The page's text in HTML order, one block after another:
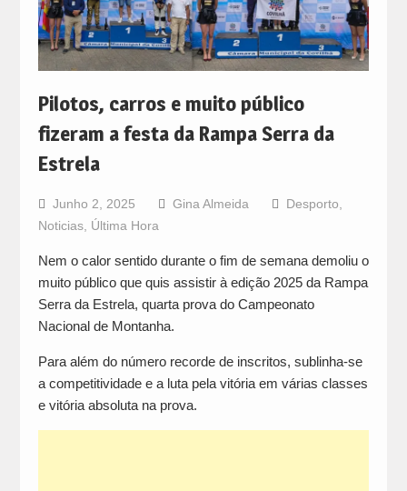
Pilotos, carros e muito público
fizeram a festa da Rampa Serra da
Estrela
Junho 2, 2025 Gina Almeida Desporto
Noticias, Última Hora
Nem o calor sentido durante o fim de semana demoliu o
muito público que quis assistir à edição 2025 da Rampa
Serra da Estrela, quarta prova do Campeonato
Nacional de Montanha.
Para além do número recorde de inscritos, sublinha-se
a competitividade e a luta pela vitória em várias classes
e vitória absoluta na prova.